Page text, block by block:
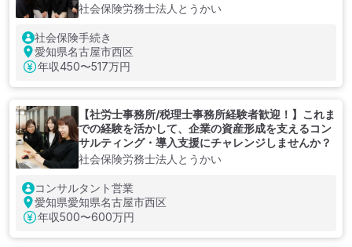
社会保険労務士法人とうかい
社会保険手続き
愛知県名古屋市西区
年収450〜517万円
【社労士事務所/税理士事務所経験者歓迎！】これま
での経験を活かして、企業の資産形成を支えるコン
サルティング・導入支援にチャレンジしませんか？
社会保険労務士法人とうかい
コンサルタント営業
愛知県愛知県名古屋市西区
年収500〜600万円